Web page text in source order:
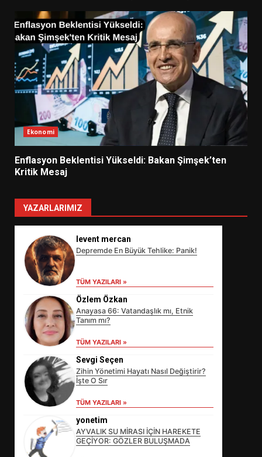
Ekonomi
Enflasyon Beklentisi Yükseldi: Bakan Şimşek’ten
Kritik Mesaj
YAZARLARIMIZ
levent mercan
Depremde En Büyük Tehlike: Panik!
TÜM YAZILARI »
Özlem Özkan
Anayasa 66: Vatandaşlık mı, Etnik
Tanım mı?
TÜM YAZILARI »
Sevgi Seçen
Zihin Yönetimi Hayatı Nasıl Değiştirir?
İşte O Sır
TÜM YAZILARI »
yonetim
AYVALIK SU MİRASI İÇİN HAREKETE
GEÇİYOR: GÖZLER BULUŞMADA
EİB’DE KRİTİK ATAMA:
SÜRDÜRÜLEBİLİRLİKTE NE
DEĞİŞECEK?